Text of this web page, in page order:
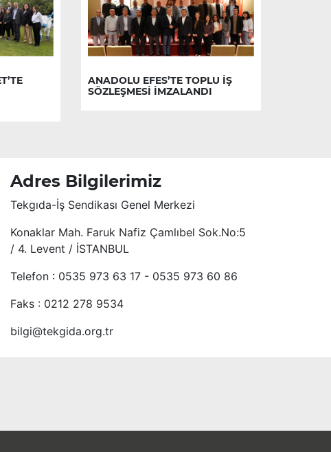
ANADOLU EFES’TE TOPLU İŞ
SÖZLEŞMESİ İMZALANDI
Adres Bilgilerimiz
Tekgıda-İş Sendikası Genel Merkezi
Konaklar Mah. Faruk Nafiz Çamlıbel Sok.No:5
/ 4. Levent / İSTANBUL
Telefon : 0535 973 63 17 - 0535 973 60 86
Faks : 0212 278 9534
bilgi@tekgida.org.tr